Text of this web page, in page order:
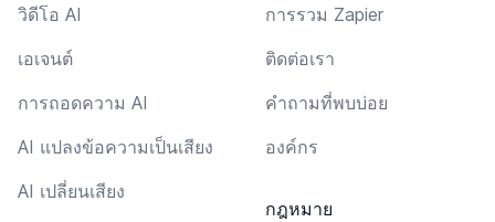
วิดีโอ AI
เอเจนต์
การถอดความ AI
AI แปลงข้อความเป็นเสียง
AI เปลี่ยนเสียง
การรวม Zapier
ติดต่อเรา
คำถามที่พบบ่อย
องค์กร
กฎหมาย